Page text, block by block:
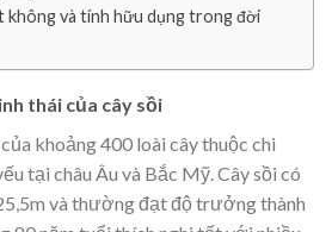
không và tính hữu dụng trong đời
thái của cây sồi
khoảng 400 loài cây thuộc chi
tại châu Âu và Bắc Mỹ. Cây sồi có
và thường đạt độ trưởng thành